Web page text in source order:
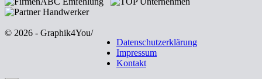
© 2026 - Graphik4You/
Datenschutzerklärung
Impressum
Kontakt